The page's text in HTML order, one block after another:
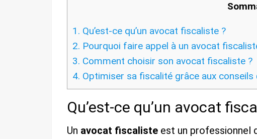
1. Qu’est-ce qu’un avocat fiscaliste ?
2. Pourquoi faire appel à un avocat
3. Comment choisir son avocat fiscaliste ?
4. Optimiser sa fiscalité grâce aux conseils
Qu’est-ce qu’un avocat
Un avocat fiscaliste est un professionnel